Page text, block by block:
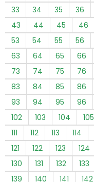
33
34 35 36
43
44 45 46
53
54 55 56
63
64 65 66
73
74 75 76
83
84 85 86
93
94 95 96
102
103 104 105
111
112 113 114
121
122 123 124
130
131 132 133
139
140 141 142